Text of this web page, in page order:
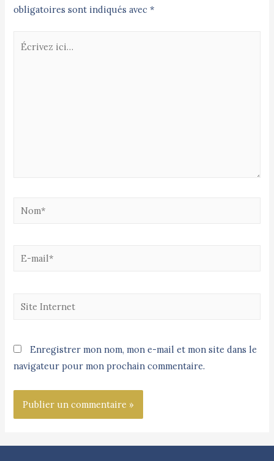
obligatoires sont indiqués avec*
Enregistrer mon nom, mon e-mail et mon site dans le
navigateur pour mon prochain commentaire.